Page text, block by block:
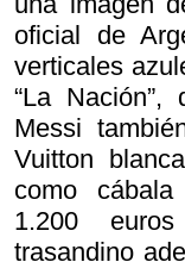
oficial de
verticales
“La
Messi
Vuitton
como
1.200
trasandino